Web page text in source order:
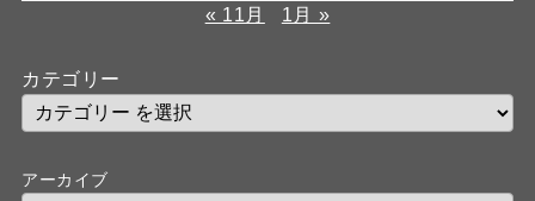
« 11月
1月 »
カテゴリー
アーカイブ